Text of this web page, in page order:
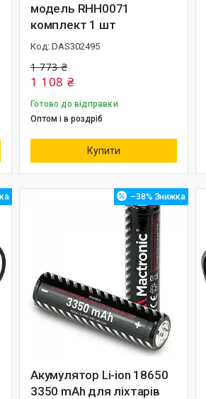
модель RHH0071
комплект 1 шт
DAS302495
1 773 ₴
1 108 ₴
Готово до відправки
Оптом і в роздріб
Купити
–38%
Акумулятор Li-ion 18650
3350 mAh для ліхтарів